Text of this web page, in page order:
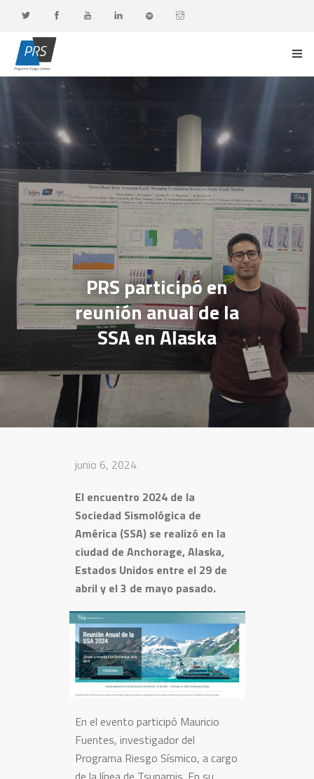
LÍNEAS DE INVESTIGACIÓN
DOCENCIA Y FORMACIÓN CONTINUA
DIFUSIÓN Y VALORACIÓN CIUDADANA
PRS participó en
reunión anual de la
SSA en Alaska
junio 6, 2024
El encuentro 2024 de la
Sociedad Sismológica de
América (SSA) se realizó en la
ciudad de Anchorage, Alaska,
Estados Unidos entre el 29 de
abril y el 3 de mayo pasado.
En el evento participó Mauricio
Fuentes, investigador del
Programa Riesgo Sísmico, a cargo